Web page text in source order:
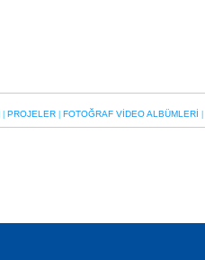
PROJELER FOTOĞRAF VİDEO ALBÜMLERİ